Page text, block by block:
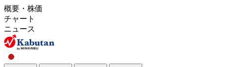
概要・株価
チャート
ニュース